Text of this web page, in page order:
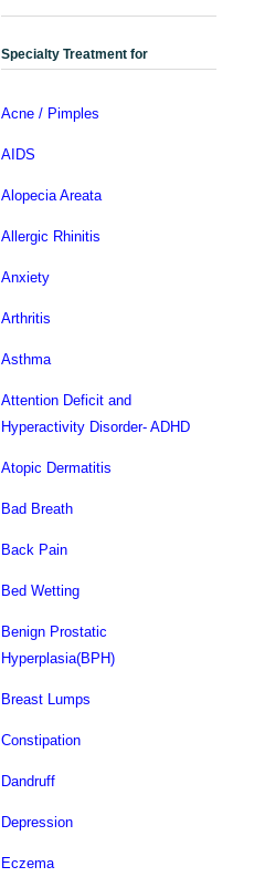
Specialty Treatment for
Acne / Pimples
AIDS
Alopecia Areata
Allergic Rhinitis
Anxiety
Arthritis
Asthma
Attention Deficit and
Hyperactivity Disorder- ADHD
Atopic Dermatitis
Bad Breath
Back Pain
Bed Wetting
Benign Prostatic
Hyperplasia(BPH)
Breast Lumps
Constipation
Dandruff
Depression
Eczema